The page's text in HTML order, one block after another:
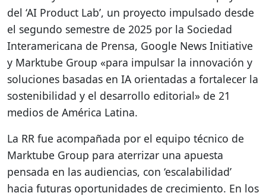
del ‘AI Product Lab’, un proyecto impulsado desde
el segundo semestre de 2025 por la Sociedad
Interamericana de Prensa, Google News Initiative
y Marktube Group «para impulsar la innovación y
soluciones basadas en IA orientadas a fortalecer la
sostenibilidad y el desarrollo editorial» de 21
medios de América Latina.
La RR fue acompañada por el equipo técnico de
Marktube Group para aterrizar una apuesta
pensada en las audiencias, con ‘escalabilidad’
hacia futuras oportunidades de crecimiento. En los